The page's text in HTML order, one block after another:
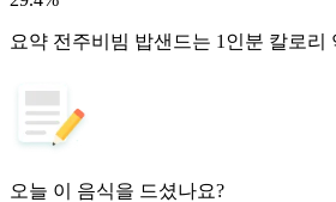
요약 전주비빔 밥샌드는 1인분 칼로리
오늘 이 음식을 드셨나요?